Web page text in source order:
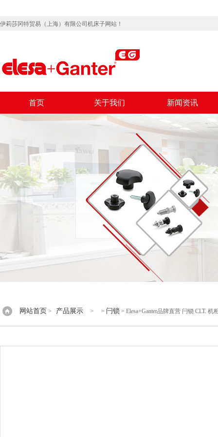
伊莉莎冈特贸易（上海）有限公司机床子网站！
首页 关于我们 新闻资讯
网站首页 > 产品展示 > > 闩锁 > Elesa+Ganter品牌直营 闩锁 CLT.